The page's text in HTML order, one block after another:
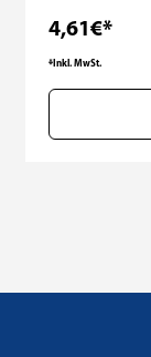
4,61€*
*Inkl. MwSt.